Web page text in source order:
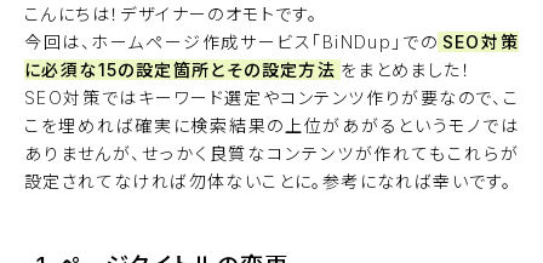
こんにちは！デザイナーのオモトです。
今回は、ホームページ作成サービス「BiNDup 」での SEO対策
に必須な15の設定箇所とその設定方法 をまとめました！
SEO対策ではキーワード選定やコンテンツ作りが要なので、こ
こを埋めれば確実に検索結果の上位があがるというモノでは
ありませんが、せっかく良質なコンテンツが作れてもこれらが
設定されてなければ勿体ないことに。参考になれば幸いです。